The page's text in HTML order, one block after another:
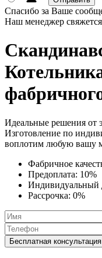
Спасибо за Ваше
Наш менеджер
Идеальные решения от
Изготовление по
воплотим любую вашу
Фабричное
Предоплата: 10%
Индивидуальный
Рассрочка: 0%